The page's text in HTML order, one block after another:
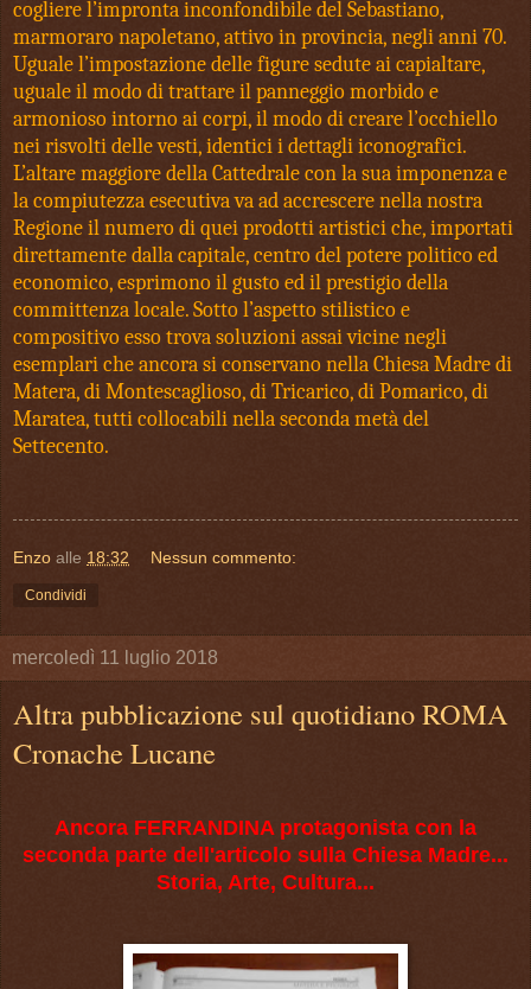
cogliere l’impronta inconfondibile del Sebastiano,
marmoraro napoletano, attivo in provincia, negli anni 70.
Uguale l’impostazione delle figure sedute ai capialtare,
uguale il modo di trattare il panneggio morbido e
armonioso intorno ai corpi, il modo di creare l’occhiello
nei risvolti delle vesti, identici i dettagli iconografici.
L’altare maggiore della Cattedrale con la sua imponenza e
la compiutezza esecutiva va ad accrescere nella nostra
Regione il numero di quei prodotti artistici che, importati
direttamente dalla capitale, centro del potere politico ed
economico, esprimono il gusto ed il prestigio della
committenza locale. Sotto l’aspetto stilistico e
compositivo esso trova soluzioni assai vicine negli
esemplari che ancora si conservano nella Chiesa Madre di
Matera, di Montescaglioso, di Tricarico, di Pomarico, di
Maratea, tutti collocabili nella seconda metà del
Settecento.
Enzo alle 18:32 Nessun commento:
Condividi
mercoledì 11 luglio 2018
Altra pubblicazione sul quotidiano ROMA
Cronache Lucane
Ancora FERRANDINA protagonista con la
seconda parte dell'articolo sulla Chiesa Madre...
Storia, Arte, Cultura...